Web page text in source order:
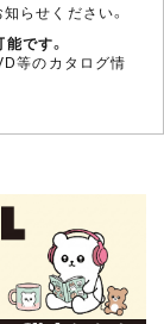
らせください。
です。
等のカタログ情